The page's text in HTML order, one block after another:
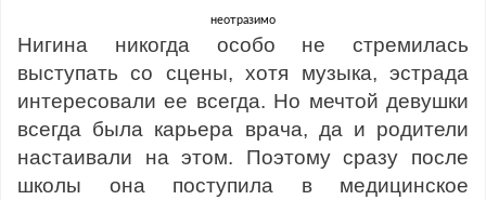
неотразимо
Нигина никогда особо не стремилась
выступать со сцены, хотя музыка, эстрада
интересовали ее всегда. Но мечтой девушки
всегда была карьера врача, да и родители
настаивали на этом. Поэтому сразу после
школы она поступила в медицинское